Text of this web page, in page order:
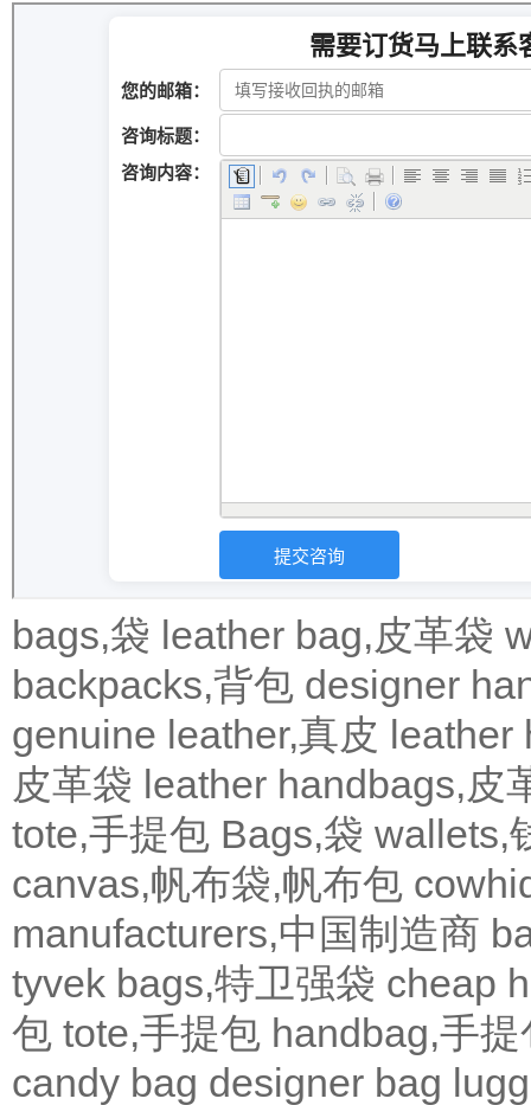
bags,袋 leather bag,皮革袋
backpacks,背包 designer
genuine leather,真皮 leather
皮革袋 leather handbags,皮
tote,手提包 Bags,袋 wallets,
canvas,帆布袋,帆布包
manufacturers,中国制造商
tyvek bags,特卫强袋 cheap
包 tote,手提包 handbag,手提
candy bag designer bag